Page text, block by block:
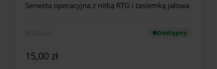
Serweta operacyjna z nitką RTG i tasiemką jałowa
Dostępny
15,00 zł